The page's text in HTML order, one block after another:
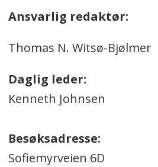
Ansvarlig redaktør:
Thomas N. Witsø-Bjølmer
Daglig leder:
Kenneth Johnsen
Besøksadresse:
Sofiemyrveien 6D